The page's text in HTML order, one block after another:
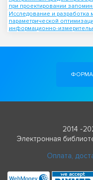
при проектировании
Исследование и разработка
параметрической
информационно-
ФОРМА
2014 -
Электронная
Оплата,